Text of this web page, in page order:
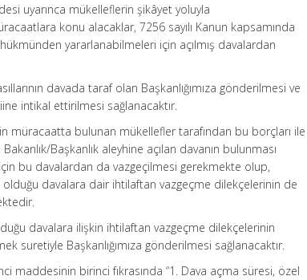
uyarınca mükelleflerin şikâyet yoluyla
konu alacaklar, 7256 sayılı Kanun kapsamında
yararlanabilmeleri için açılmış davalardan
davada taraf olan Başkanlığımıza gönderilmesi ve
intikal ettirilmesi sağlanacaktır.
müracaatta bulunan mükellefler tarafından bu borçları ile
Başkanlık aleyhine açılan davanın bulunması
bu davalardan da vazgeçilmesi gerekmekte olup,
olduğu davalara dair ihtilaftan vazgeçme dilekçelerinin de
davalara ilişkin ihtilaftan vazgeçme dilekçelerinin
suretiyle Başkanlığımıza gönderilmesi sağlanacaktır.
maddesinin birinci fıkrasında “1. Dava açma süresi, özel